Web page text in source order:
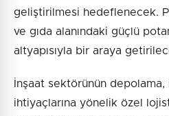
geliştirilmesi hedeflenecek.
ve gıda alanındaki güçlü
altyapısıyla bir araya
İnşaat sektörünün
ihtiyaçlarına yönelik özel